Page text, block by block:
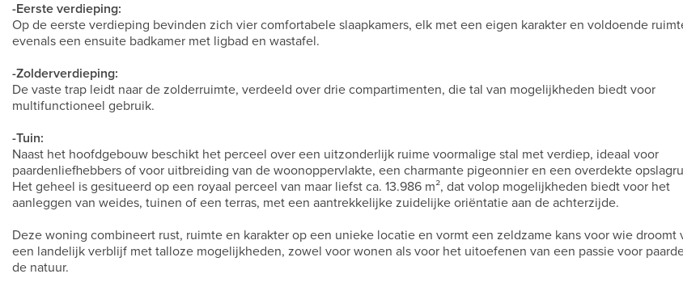
-Eerste verdieping:
Op de eerste verdieping bevinden zich vier comfortabele slaapkamers, elk met een eigen karakter en voldoende
evenals een ensuite badkamer met ligbad en wastafel.
-Zolderverdieping:
De vaste trap leidt naar de zolderruimte, verdeeld over drie compartimenten, die tal van mogelijkheden biedt voor
multifunctioneel gebruik.
-Tuin:
Naast het hoofdgebouw beschikt het perceel over een uitzonderlijk ruime voormalige stal met verdiep, ideaal voor
paardenliefhebbers of voor uitbreiding van de woonoppervlakte, een charmante pigeonnier en een overdekte
Het geheel is gesitueerd op een royaal perceel van maar liefst ca. 13.986 m², dat volop mogelijkheden biedt voor het
aanleggen van weides, tuinen of een terras, met een aantrekkelijke zuidelijke oriëntatie aan de achterzijde.
Deze woning combineert rust, ruimte en karakter op een unieke locatie en vormt een zeldzame kans voor wie droomt
een landelijk verblijf met talloze mogelijkheden, zowel voor wonen als voor het uitoefenen van een passie voor
de natuur.